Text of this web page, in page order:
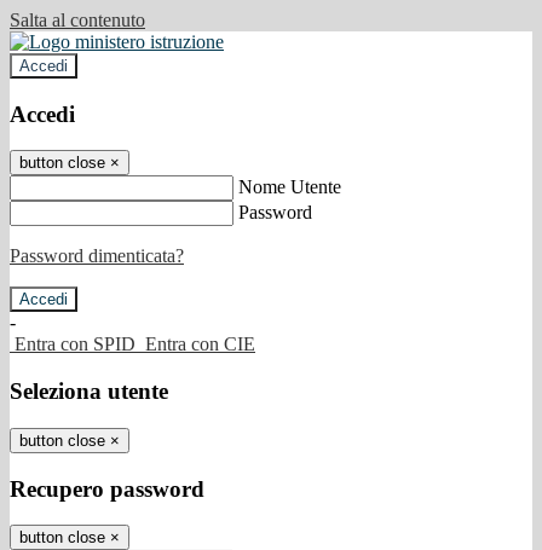
Salta al contenuto
Accedi
Accedi
button close ×
Nome Utente
Password
Password dimenticata?
-
Entra con SPID Entra con CIE
Seleziona utente
button close ×
Recupero password
button close ×